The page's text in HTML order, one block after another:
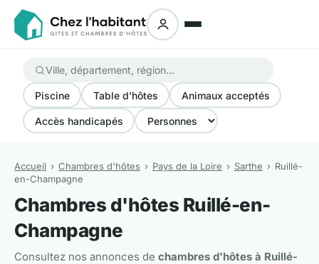
Piscine Table d'hôtes Animaux acceptés
Accès handicapés
Accueil Chambres d'hôtes Pays de la Loire Sarthe
Ruillé-
en-Champagne
Chambres d'hôtes Ruillé-en-
Champagne
Consultez nos annonces de chambres d'hôtes à Ruillé-